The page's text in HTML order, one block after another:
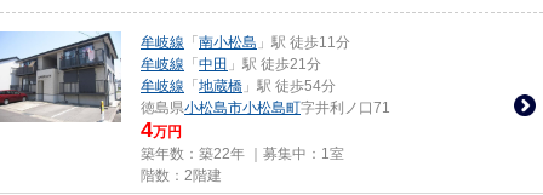
牟岐線 「 南小松島 」駅 徒歩11分
牟岐線 「 中田 」駅 徒歩21分
牟岐線 「 地蔵橋 」駅 徒歩54分
徳島県小松島市小松島町字井利ノ口71
4万円
築年数：築22年 ｜募集中： 1室
階数：2階建